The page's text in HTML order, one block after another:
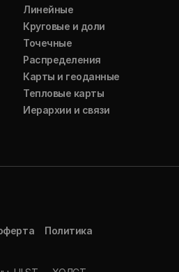
Линейные
Круговые и доли
Точечные
Распределения
Карты и геоданные
Тепловые карты
Иерархии и связи
Политика